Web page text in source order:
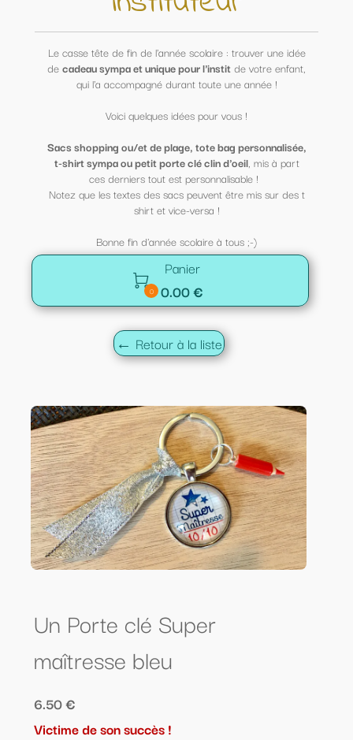
Le casse tête de fin de l'année scolaire : trouver une idée
decadeau sympa et unique pour l'institde votre enfant,
qui l'a accompagné durant toute une année !
Voici quelques idées pour vous !
Sacs shopping ou/et de plage, tote bag personnalisée,
t-shirt sympa ou petit porte clé clin d'oeil, mis à part
ces derniers tout est personnalisable !
Notez que les textes des sacs peuvent être mis sur des t
shirt et vice-versa !
Bonne fin d'année scolaire à tous ;-)

0
Panier
0.00 €
← Retour à la liste
Un Porte clé Super
maîtresse bleu
6.50 €
Victime de son succès !